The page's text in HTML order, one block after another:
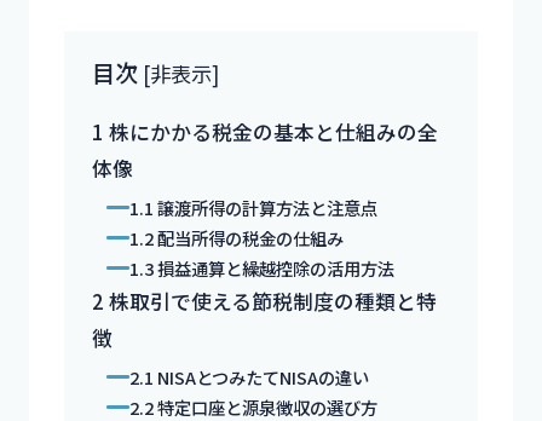
目次 [非表示]
1 株にかかる税金の基本と仕組みの全
体像
1.1譲渡所得の計算方法と注意点
1.2配当所得の税金の仕組み
1.3損益通算と繰越控除の活用方法
2 株取引で使える節税制度の種類と特
徴
2.1 NISAとつみたてNISAの違い
2.2特定口座と源泉徴収の選び方